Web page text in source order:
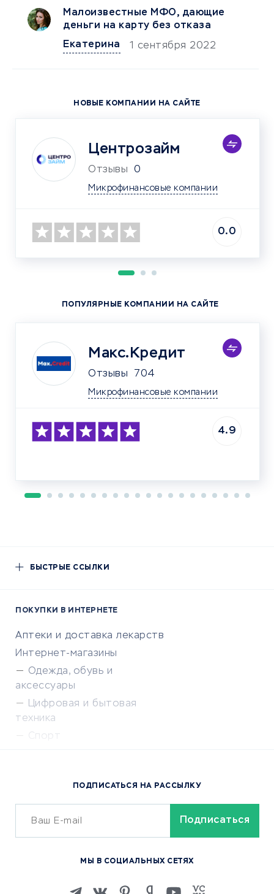
Малоизвестные МФО, дающие
деньги на карту без отказа
Екатерина
1 сентября 2022
НОВЫЕ КОМПАНИИ НА САЙТЕ
Центрозайм
Отзывы 0
Микрофинансовые компании
0.0
ПОПУЛЯРНЫЕ КОМПАНИИ НА САЙТЕ
Макс.Кредит
Отзывы 704
Микрофинансовые компании
4.9
БЫСТРЫЕ ССЫЛКИ
ПОКУПКИ В ИНТЕРНЕТЕ
Аптеки и доставка лекарств
Интернет-магазины
Одежда, обувь и
аксессуары
Цифровая и бытовая
техника
Спорт
Сервисы доставки
ОБУЧЕНИЕ И РАБОТА
Изучение иностранных
ПОДПИСАТЬСЯ НА РАССЫЛКУ
МЫ В СОЦИАЛЬНЫХ СЕТЯХ